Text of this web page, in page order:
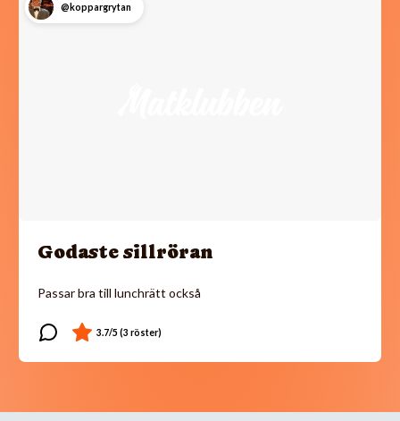
@koppargrytan
Godaste sillröran
Passar bra till lunchrätt också